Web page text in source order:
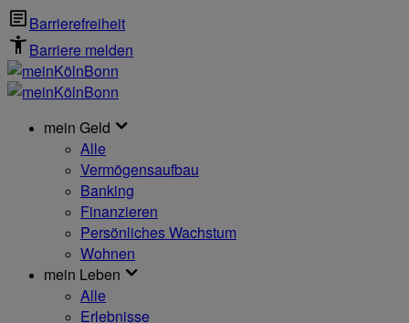
Barrierefreiheit
Barriere melden
mein Geld
Alle
Vermögensaufbau
Banking
Finanzieren
Persönliches Wachstum
Wohnen
mein Leben
Alle
Erlebnisse